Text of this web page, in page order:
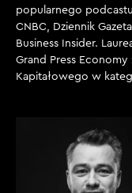
popularnego podcastu
CNBC, Dziennik
Business Insider.
Grand Press
Kapitałowego w